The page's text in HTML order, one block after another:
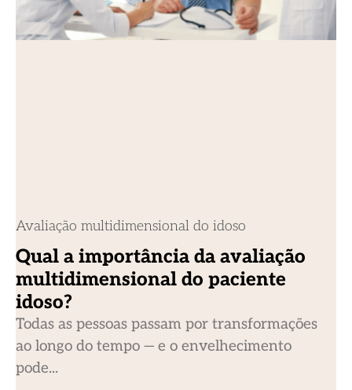
Avaliação multidimensional do idoso
Qual a importância da avaliação
multidimensional do paciente
idoso?
Todas as pessoas passam por transformações
ao longo do tempo — e o envelhecimento
pode...